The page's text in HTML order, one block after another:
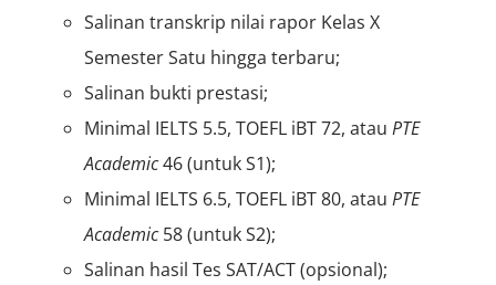
Salinan transkrip nilai rapor Kelas X
Semester Satu hingga terbaru;
Salinan bukti prestasi;
Minimal IELTS 5.5, TOEFL iBT 72, atau PTE
Academic46 (untuk S1);
Minimal IELTS 6.5, TOEFL iBT 80, atau PTE
Academic58 (untuk S2);
Salinan hasil Tes SAT/ACT (opsional);